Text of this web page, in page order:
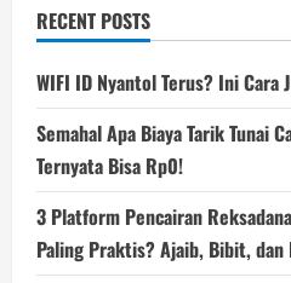
RECENT POSTS
WIFI ID Nyantol Terus? Ini
Semahal Apa Biaya Tarik Tunai
Ternyata Bisa Rp0!
3 Platform Pencairan
Paling Praktis? Ajaib, Bibit, dan